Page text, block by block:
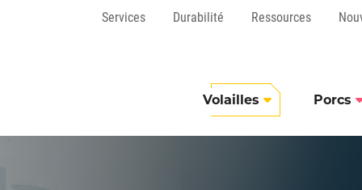
Services Durabilité Ressources
Volailles Porcs